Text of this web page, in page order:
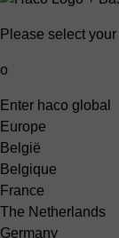
Please select your
o
Enter haco global
Europe
België
Belgique
France
The Netherlands
Germany